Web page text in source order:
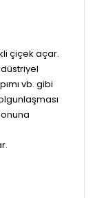
çiçek açar.
vb. gibi